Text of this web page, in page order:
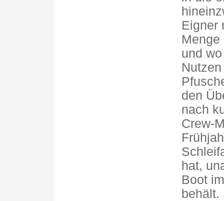
Eigner
Menge
und
den
nach
Crew-
hat,
Boot
behält.